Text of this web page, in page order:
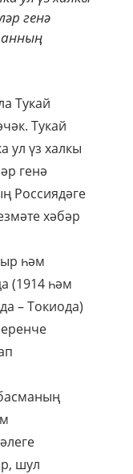
генә
Тукай
Тукай
ул үз халкы
генә
Россиядәге
хәбәр
һәм
(1914 һәм
– Токиода)
шул